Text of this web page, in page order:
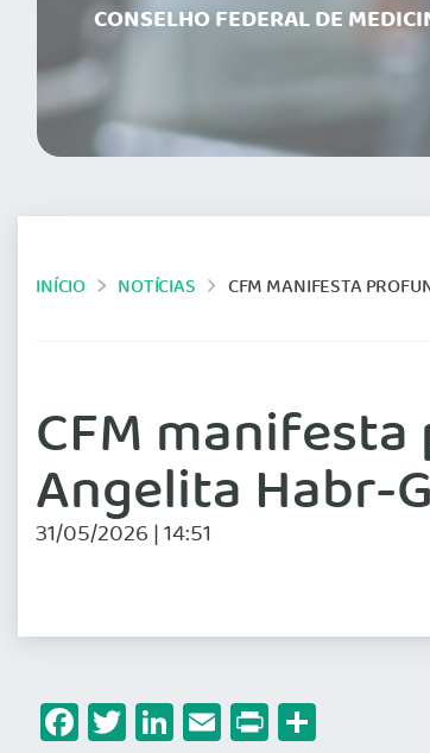
CONSELHO FEDERAL DE
INÍCIO NOTÍCIAS CFM MANIFESTA PROFUNDO
CFM
Angelita Habr-
31/05/2026 | 14:51
Facebook
Twitter
LinkedIn
Email
Print